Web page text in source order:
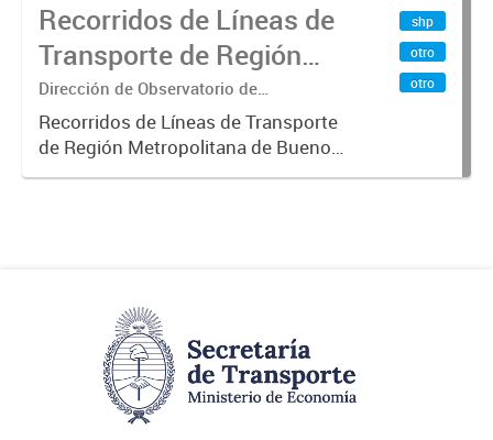
Recorridos de Líneas de
Transporte de Región
Metropolitana de
Buenos Aires (RMBA)
Dirección de Observatorio de
Transporte, Estudio y Sistemas
Recorridos de Líneas de Transporte
de Región Metropolitana de Buenos
Aires (RMBA).-
shp
otro
otro